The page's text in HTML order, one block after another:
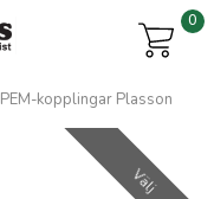
0
PEM-kopplingar Plasson
Välj